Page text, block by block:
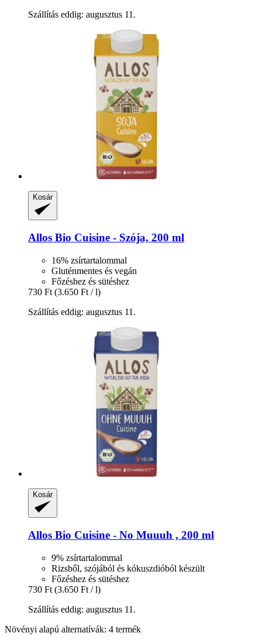
Szállítás eddig: augusztus 11.
Kosár
Allos Bio Cuisine -​ Szója, 200 ml
16% zsírtartalommal
Gluténmentes és vegán
Főzéshez és sütéshez
730 Ft (3.650 Ft / l)
Szállítás eddig: augusztus 11.
Kosár
Allos Bio Cuisine -​ No Muuuh , 200 ml
9% zsírtartalommal
Rizsből, szójából és kókuszdióból készült
Főzéshez és sütéshez
730 Ft (3.650 Ft / l)
Szállítás eddig: augusztus 11.
Növényi alapú alternatívák: 4 termék